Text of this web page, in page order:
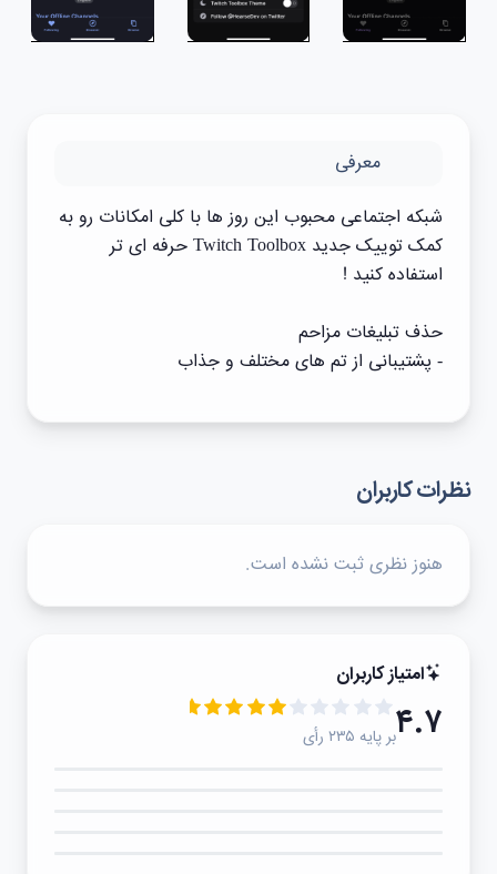
معرفی
شبکه اجتماعی محبوب این روز ها با کلی امکانات رو به
کمک توییک جدید Twitch Toolbox حرفه ای تر
استفاده کنید !
حذف تبلیغات مزاحم
- پشتیبانی از تم های مختلف و جذاب
نظرات کاربران
هنوز نظری ثبت نشده است.
امتیاز کاربران
۴.۷بر پایه ۲۳۵ رأی